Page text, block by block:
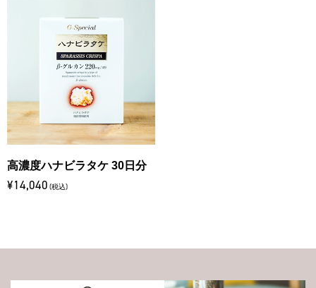
高濃度ハナビラタケ 30日分
¥14,040 (税込)